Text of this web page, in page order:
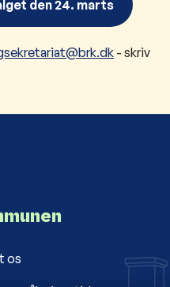
den 24. marts
- skriv
os